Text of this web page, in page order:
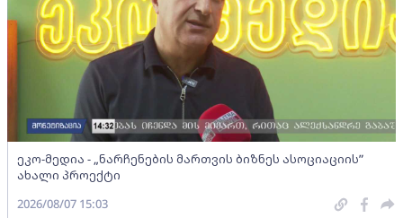
ეკო-მედია - „ნარჩენების მართვის ბიზნეს ასოციაციის”
ახალი პროექტი
2026/08/07 15:03